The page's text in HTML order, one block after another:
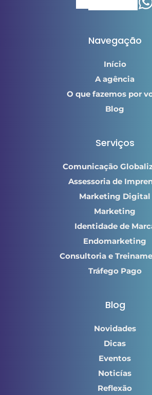
Navegação
Início
A agência
O que fazemos por
Blog
Serviços
Comunicação
Assessoria de
Marketing Digital
Marketing
Identidade de
Endomarketing
Consultoria e
Tráfego Pago
Blog
Novidades
Dicas
Eventos
Noticías
Reflexão